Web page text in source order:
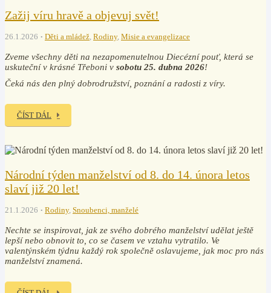
Zažij víru hravě a objevuj svět!
26.1.2026 Děti a mládež, Rodiny, Misie a evangelizace
Zveme všechny děti na nezapomenutelnou Diecézní pouť, která se
uskuteční v krásné Třeboni v sobotu 25. dubna 2026!
Čeká nás den plný dobrodružství, poznání a radosti z víry.
ČÍST DÁL
Národní týden manželství od 8. do 14. února letos
slaví již 20 let!
21.1.2026 Rodiny, Snoubenci, manželé
Nechte se inspirovat, jak ze svého dobrého manželství udělat ještě
lepší nebo obnovit to, co se časem ve vztahu vytratilo. Ve
valentýnském týdnu každý rok společně oslavujeme, jak moc pro nás
manželství znamená.